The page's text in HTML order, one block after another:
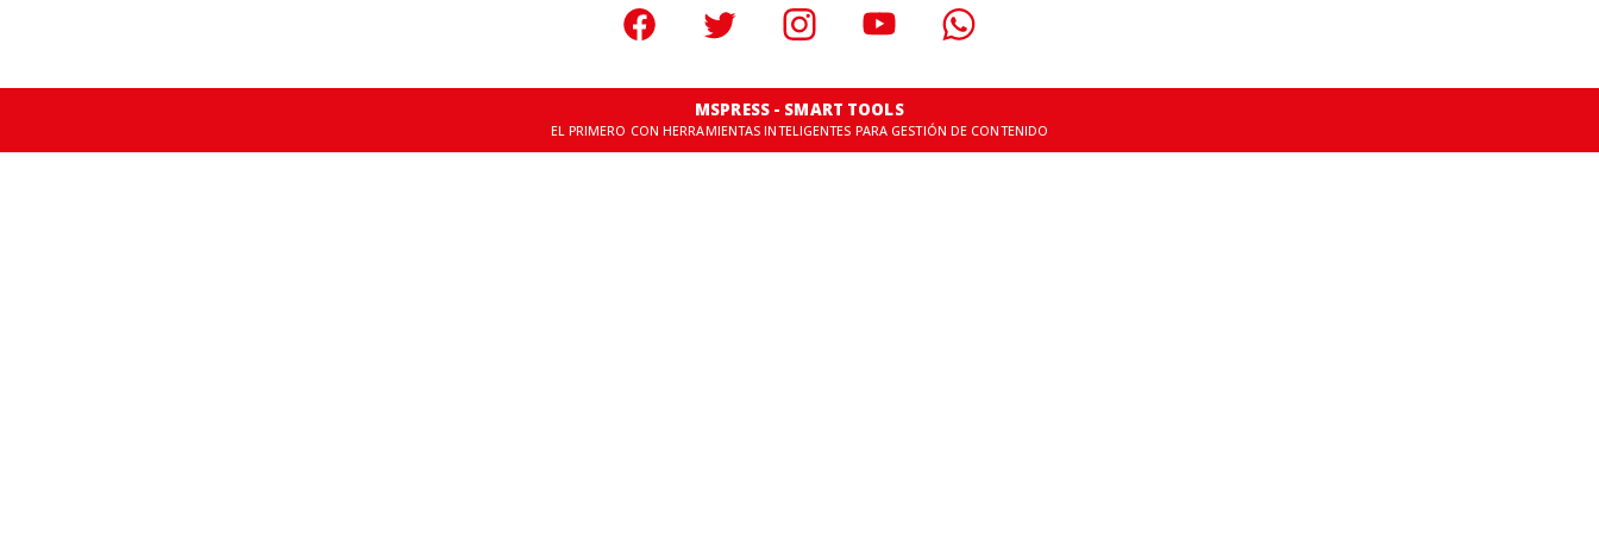
MSPRESS - SMART TOOLS
EL PRIMERO CON HERRAMIENTAS INTELIGENTES PARA GESTIÓN DE CONTENIDO